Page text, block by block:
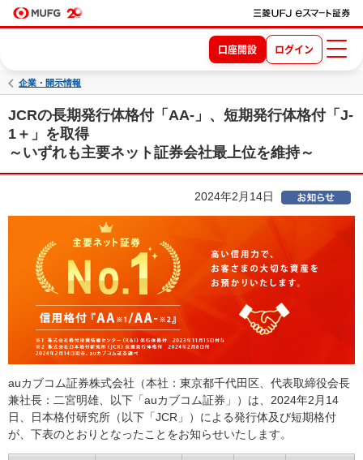
口座開設 ログイン
企業・開示情報
JCRの長期発行体格付「AA-」、短期発行体格付「J-
1＋」を取得
～いずれも主要ネット証券会社最上位を維持～
2024年2月14日
auカブコム証券株式会社（本社：東京都千代田区、代表取締役会長
兼社長：二宮明雄、以下「auカブコム証券」）は、2024年2月14
日、日本格付研究所（以下「JCR」）による発行体及び短期格付
が、下表のとおりとなったことをお知らせいたします。